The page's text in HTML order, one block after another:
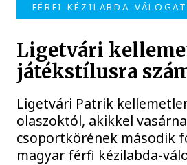
FÉRFI KÉZILABDA-
Ligetvári
játékstílusra
Ligetvári Patrik
olaszoktól, akikkel
csoportkörének második
magyar férfi kézilabda-